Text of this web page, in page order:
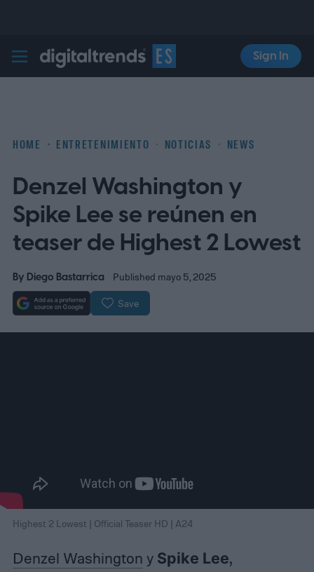
Digital Trends Español
Sign In
HOME ENTRETENIMIENTO NOTICIAS NEWS
Denzel Washington y
Spike Lee se reúnen en
teaser de Highest 2 Lowest
By Diego Bastarrica Published mayo 5, 2025
Save
Highest 2 Lowest | Official Teaser HD | A24
Denzel Washington y Spike Lee,